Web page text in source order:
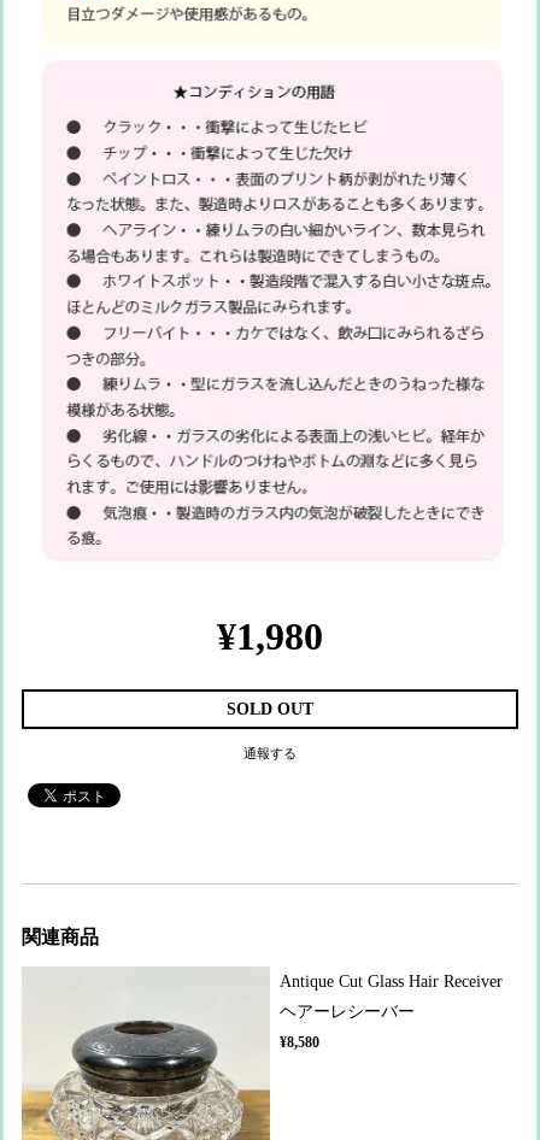
¥1,980
SOLD OUT
通報する
関連商品
Antique Cut Glass Hair Receiver
ヘアーレシーバー
¥8,580